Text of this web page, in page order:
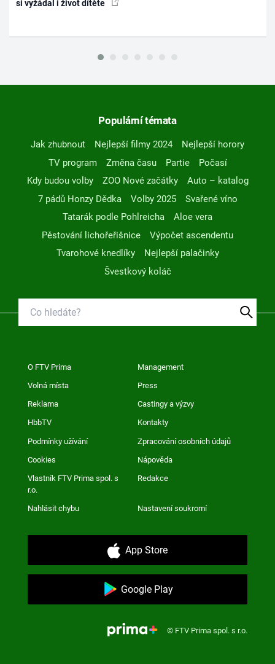
si vyžádal i život dítěte
Populární témata
Jak zhubnout Nejlepší filmy 2024
Nejlepší horory
TV program
Změna času Partie
Počasí
Kdy budou volby
ZOO Nové začátky
Auto – katalog
7 pádů Honzy Dědka
Volby 2025
Svařené víno
Tatarák podle Pohlreicha
Aloe vera
Pěstování lichořeřišnice
Výpočet ascendentu
Tvarohové knedlíky
Nejlepší palačinky
Švestkový koláč
O FTV Prima Management
Volná místa Press
Reklama Castingy a výzvy
HbbTV Kontakty
Podmínky užívání Zpracování osobních údajů
Cookies Nápověda
Vlastník FTV Prima spol. s
r.o.
Redakce
Nahlásit chybu Nastavení soukromí
App Store
Google Play
© FTV Prima spol. s r.o.